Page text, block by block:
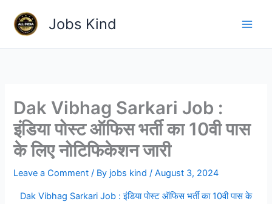
content
Jobs Kind
Dak Vibhag Sarkari Job :
इंडिया पोस्ट ऑफिस भर्ती का 10वी पास
के लिए नोटिफिकेशन जारी
Leave a Comment / By jobs kind/August 3, 2024
Dak Vibhag Sarkari Job : इंडिया पोस्ट ऑफिस भर्ती का 10वी पास के